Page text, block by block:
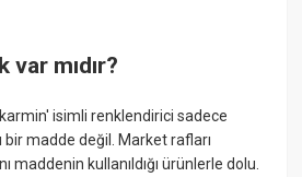
mıdır?
isimli renklendirici sadece
bir madde değil. Market rafları
maddenin kullanıldığı ürünlerle dolu.